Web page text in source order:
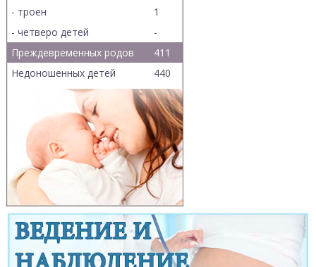
- троен
1
- четверо детей
-
Преждевременных родов
411
Недоношенных детей
440